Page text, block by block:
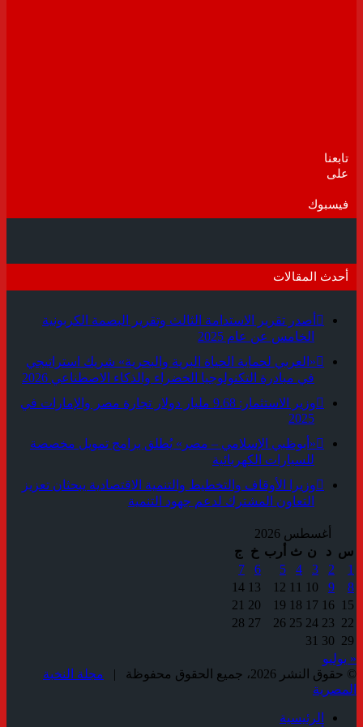
تابعنا
على
فيسبوك
أحدث المقالات
أصدر تقرير الاستدامة الثالث وتقرير البصمة الكربونية
الخامس عن عام 2025
«العربي لحماية الحياة البرية والبحرية» شريك استراتيجي
في مبادرة التكنولوجيا الخضراء والذكاء الاصطناعي 2026
وزير الاستثمار: 9.68 مليار دولار تجارة مصر والإمارات في
2025
«أبوظبي الإسلامي – مصر» يُطلق برامج تمويل مخصصة
للسيارات الكهربائية
وزيرا الأوقاف والتخطيط والتنمية الاقتصادية يبحثان تعزيز
التعاون المشترك لدعم جهود التنمية
أغسطس 2026
س د ن ث أرب خ
ج
1
2
3
4
5
6
7
8
9
10
11
12
13
14
15
16
17
18
19
20
21
22
23
24
25
26
27
28
29
30
31
« يوليو
© حقوق النشر 2026، جميع الحقوق محفوظة |
مجلة النخبة
المصرية
الرئيسية